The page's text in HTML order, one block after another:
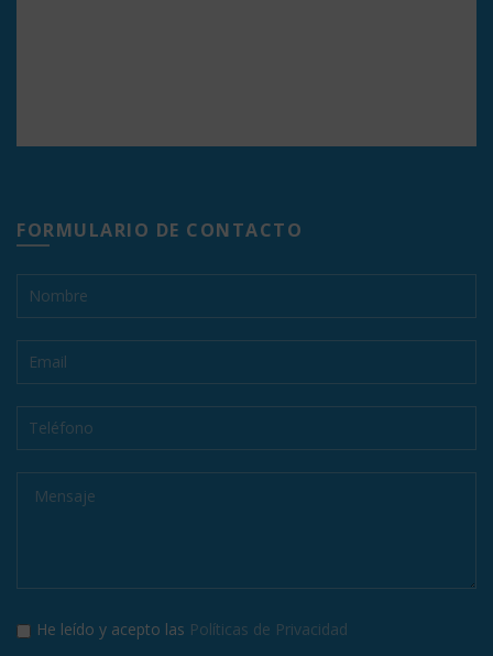
FORMULARIO DE CONTACTO
He leído y acepto las Políticas de Privacidad